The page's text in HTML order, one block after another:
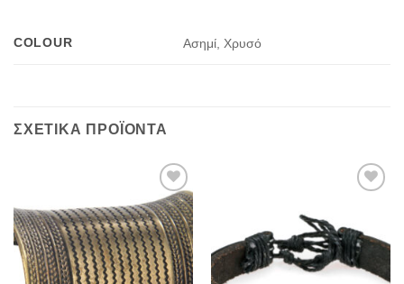
COLOUR Ασημί, Χρυσό
ΣΧΕΤΙΚΆ ΠΡΟΪΌΝΤΑ
Add to
Wishlist